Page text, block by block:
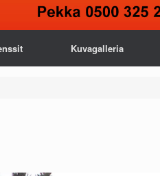
Kuvagalleria